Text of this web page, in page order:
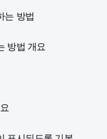
는 방법
방법 개요